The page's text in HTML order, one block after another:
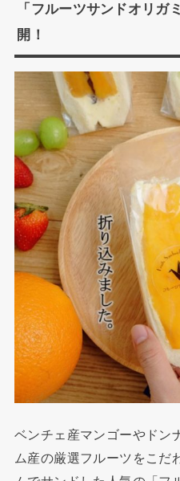
「フルーツサンドオリガ
開！
ベンチェ産マンゴーやドン
ム産の厳選フルーツをこだ